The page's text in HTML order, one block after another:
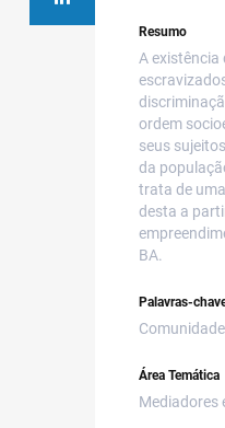
Resumo
A
ordem
seus
da
trata de
desta a
BA.
Palavras-
Área Temática
Mediadores